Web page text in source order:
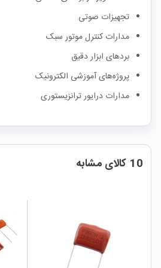
تجهیزات صوتی
مدارات کنترل موتور سبک
بردهای ابزار دقیق
پروژه‌های آموزشی الکترونیک
مدارات درایور ترانزیستوری
10 کالای مشابه